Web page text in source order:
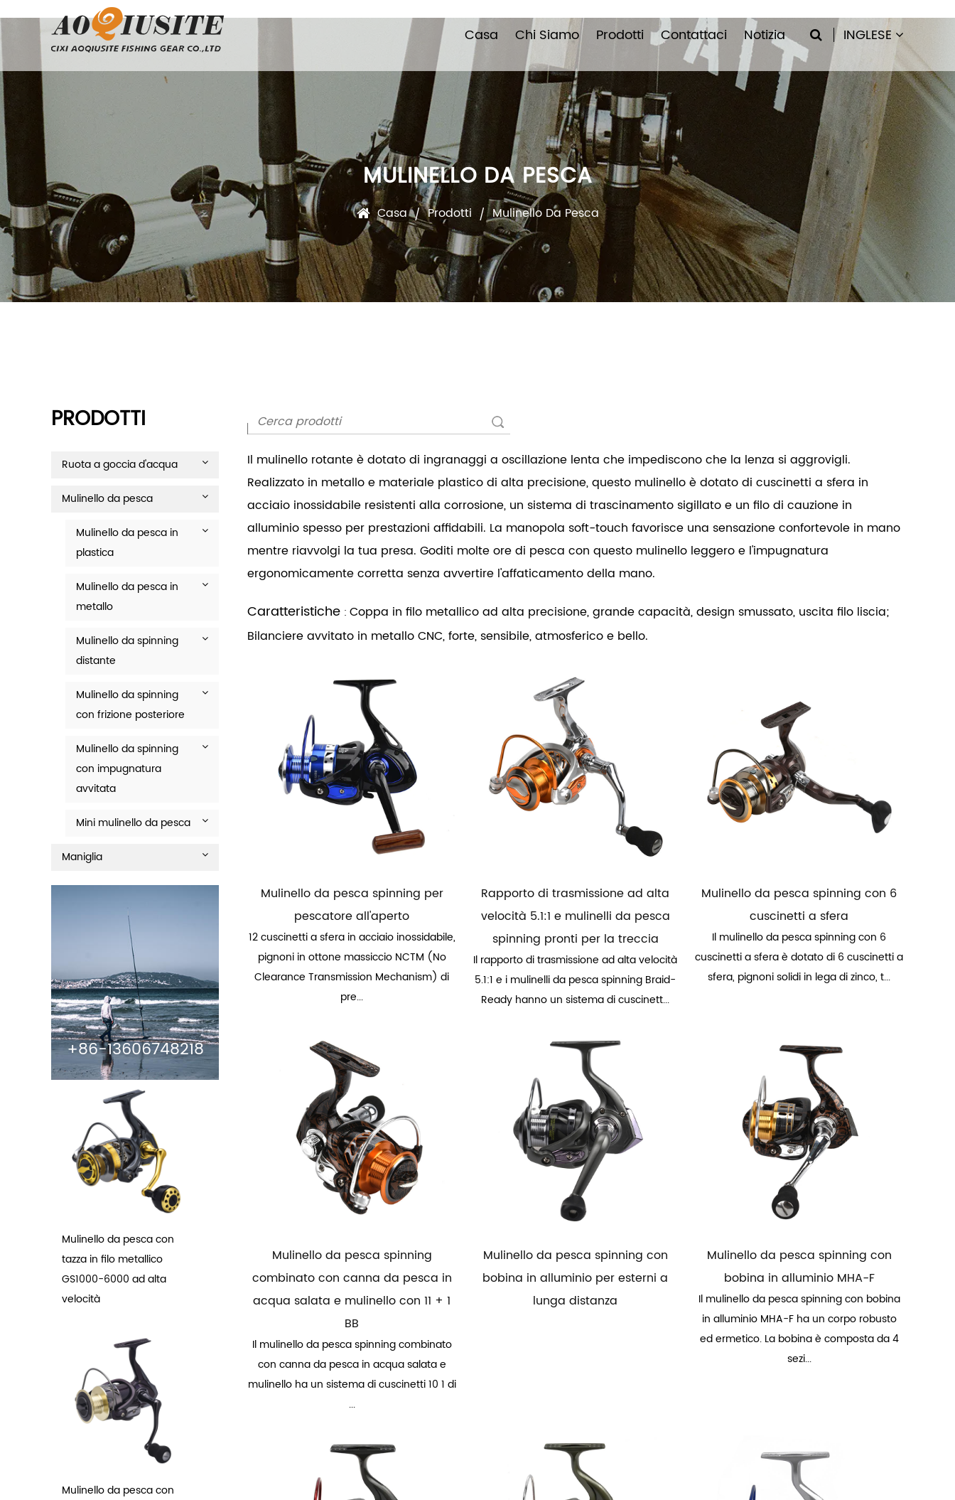
INGLESE
Casa Chi Siamo Prodotti Contattaci Notizia
MULINELLO DA PESCA
Casa /Prodotti / Mulinello Da Pesca
PRODOTTI
Ruota a goccia d'acqua
Mulinello da pesca
Mulinello da pesca in
plastica
Mulinello da pesca in
metallo
Mulinello da spinning
distante
Mulinello da spinning
con frizione posteriore
Mulinello da spinning
con impugnatura
avvitata
Mini mulinello da pesca
Maniglia
+86-13606748218
Mulinello da pesca con
tazza in filo metallico
GS1000-6000 ad alta
velocità
Mulinello da pesca con
Il mulinello rotante è dotato di ingranaggi a oscillazione lenta che impediscono che la lenza si aggrovigli.
Realizzato in metallo e materiale plastico di alta precisione, questo mulinello è dotato di cuscinetti a sfera in
acciaio inossidabile resistenti alla corrosione, un sistema di trascinamento sigillato e un filo di cauzione in
alluminio spesso per prestazioni affidabili. La manopola soft-touch favorisce una sensazione confortevole in mano
mentre riavvolgi la tua presa. Goditi molte ore di pesca con questo mulinello leggero e l'impugnatura
ergonomicamente corretta senza avvertire l'affaticamento della mano.
Caratteristiche : Coppa in filo metallico ad alta precisione, grande capacità, design smussato, uscita filo liscia;
Bilanciere avvitato in metallo CNC, forte, sensibile, atmosferico e bello.
Mulinello da pesca spinning per
pescatore all'aperto
12 cuscinetti a sfera in acciaio inossidabile,
pignoni in ottone massiccio NCTM (No
Clearance Transmission Mechanism) di
pre...
Rapporto di trasmissione ad alta
velocità 5.1:1 e mulinelli da pesca
spinning pronti per la treccia
Il rapporto di trasmissione ad alta velocità
5.1:1 e i mulinelli da pesca spinning Braid-
Ready hanno un sistema di cuscinett...
Mulinello da pesca spinning con 6
cuscinetti a sfera
Il mulinello da pesca spinning con 6
cuscinetti a sfera è dotato di 6 cuscinetti a
sfera, pignoni solidi in lega di zinco, t...
Mulinello da pesca spinning
combinato con canna da pesca in
acqua salata e mulinello con 11 + 1
BB
Il mulinello da pesca spinning combinato
con canna da pesca in acqua salata e
mulinello ha un sistema di cuscinetti 10 1 di
...
Mulinello da pesca spinning con
bobina in alluminio per esterni a
lunga distanza
Mulinello da pesca spinning con
bobina in alluminio MHA-F
Il mulinello da pesca spinning con bobina
in alluminio MHA-F ha un corpo robusto
ed ermetico. La bobina è composta da 4
sezi...